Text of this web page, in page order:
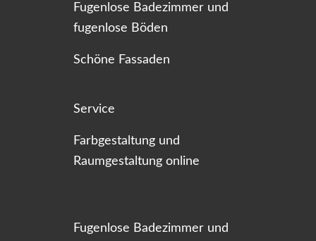
Fugenlose Badezimmer und
fugenlose Böden
Schöne Fassaden
Service
Farbgestaltung und
Raumgestaltung online
Fugenlose Badezimmer und